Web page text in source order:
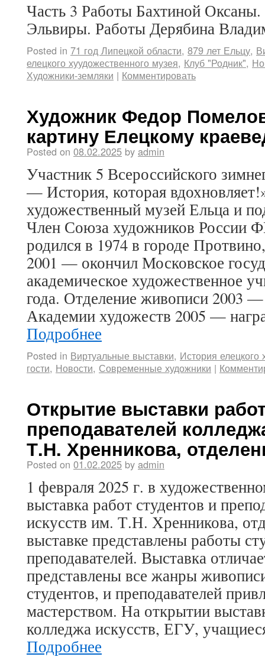
Часть 3 Работы Бахтиной
Эльвиры. Работы Дерябина
Posted in 71 год Липецкой области, 879 лет Ельцу,
елецкого хуудожественного музея, Клуб "Родник",
Художники-земляки | Комментировать
Художник Федор
картину Елецкому
Posted on 08.02.2025 by admin
Участник 5 Всероссийского
— История, которая
художественный музей Ельца и
Член Союза художников
родился в 1974 в городе
2001 — окончил Московское
академическое художественное
года. Отделение живописи 2003
Академии художеств 2005 —
Подробнее
Posted in Виртуальные выставки, История елецкого
гости, Новости, Современные художники |
Открытие выставки
преподавателей
Т.Н. Хренникова,
Posted on 01.02.2025 by admin
1 февраля 2025 г. в
выставка работ студентов и
искусств им. Т.Н. Хренникова,
выставке представлены работы
преподавателей. Выставка
представлены все жанры
студентов, и преподавателей
мастерством. На открытии
колледжа искусств, ЕГУ,
Подробнее